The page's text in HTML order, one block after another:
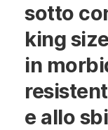
sotto
king
in
e allo